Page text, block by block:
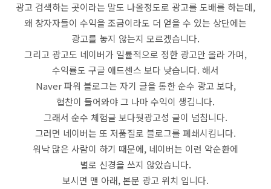
광고 검색하는 곳이라는 말도 나올정도로 광고를 도배를 하는데,
왜 창자자들이 수익을 조금이라도 더 얻을 수 있는 상단에는
광고를 놓지 않는지 모르겠습니다.
그리고 광고도 네이버가 일률적으로 정한 광고만 올라 가며,
수익률도 구글 애드센스 보다 낮습니다. 해서
Naver 파워 블로그는 자기 글을 통한 순수 광고 보다,
협찬이 들어와야 그 나마 수익이 생깁니다.
그래서 순수 체험글 보다둿광고성 글이 넘침니다.
그러면 네이버는 또 저품질로 블로그를 폐쇄시킴니다.
워낙 많은 사람이 하기 때문에, 네이버는 이런 악순환에
별로 신경을 쓰지 않았습니다.
보시면 맨 아래, 본문 광고 위치 입니다.